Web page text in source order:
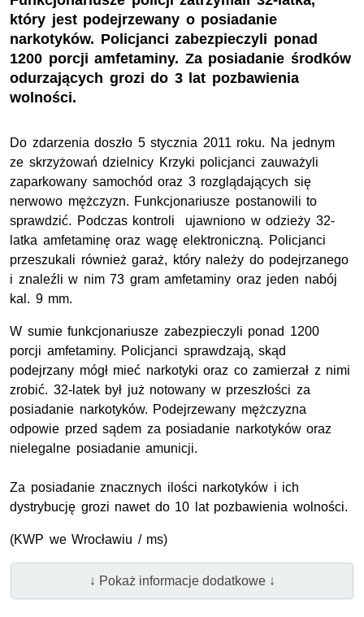
który jest podejrzewany o posiadanie
narkotyków. Policjanci zabezpieczyli ponad
1200 porcji amfetaminy. Za posiadanie środków
odurzających grozi do 3 lat pozbawienia
wolności.
Do zdarzenia doszło 5 stycznia 2011 roku. Na jednym
ze skrzyżowań dzielnicy Krzyki policjanci zauważyli
zaparkowany samochód oraz 3 rozglądających się
nerwowo mężczyzn. Funkcjonariusze postanowili to
sprawdzić. Podczas kontroli ujawniono w odzieży 32-
latka amfetaminę oraz wagę elektroniczną. Policjanci
przeszukali również garaż, który należy do podejrzanego
i znaleźli w nim 73 gram amfetaminy oraz jeden nabój
kal. 9 mm.
W sumie funkcjonariusze zabezpieczyli ponad 1200
porcji amfetaminy. Policjanci sprawdzają, skąd
podejrzany mógł mieć narkotyki oraz co zamierzał z nimi
zrobić. 32-latek był już notowany w przeszłości za
posiadanie narkotyków. Podejrzewany mężczyzna
odpowie przed sądem za posiadanie narkotyków oraz
nielegalne posiadanie amunicji.
Za posiadanie znacznych ilości narkotyków i ich
dystrybucję grozi nawet do 10 lat pozbawienia wolności.
(KWP we Wrocławiu / ms)
↓ Pokaż informacje dodatkowe ↓